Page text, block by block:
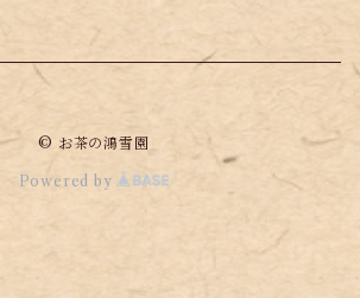
© お茶の鴻雪園
Powered by